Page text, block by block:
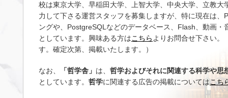
校は東京大学、早稲田大学、上智大学、中央大学、立教大
力して下さる運営スタッフを募集しますが、特に現在は
ングや、PostgreSQLなどのデータベース、Flash、動画・
としています。興味ある方はこちら よりお問合せ下さい。
す。確定次第、掲載いたします。）
なお、 「哲学舎」 は、 哲学およびそれに関連する科学や思
としています。 哲学に関連する広告の掲載についてはこち